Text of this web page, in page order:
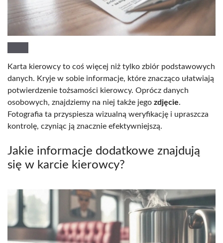
Karta kierowcy to coś więcej niż tylko zbiór podstawowych
danych. Kryje w sobie informacje, które znacząco ułatwiają
potwierdzenie tożsamości kierowcy. Oprócz danych
osobowych, znajdziemy na niej także jego zdjęcie.
Fotografia ta przyspiesza wizualną weryfikację i upraszcza
kontrolę, czyniąc ją znacznie efektywniejszą.
Jakie informacje dodatkowe znajdują
się w karcie kierowcy?